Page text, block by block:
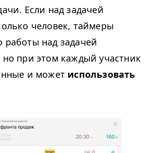
Если над задачей
человек, таймеры
над задачей
при этом каждый участник
и может использовать